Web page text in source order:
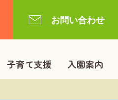
お問い合わせ
子育て支援 入園案内